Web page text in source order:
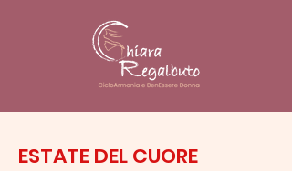
ESTATE DEL CUORE